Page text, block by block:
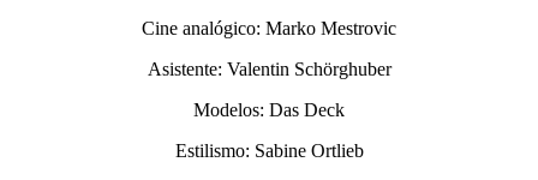
Cine analógico: Marko Mestrovic
Asistente: Valentin Schörghuber
Modelos: Das Deck
Estilismo: Sabine Ortlieb